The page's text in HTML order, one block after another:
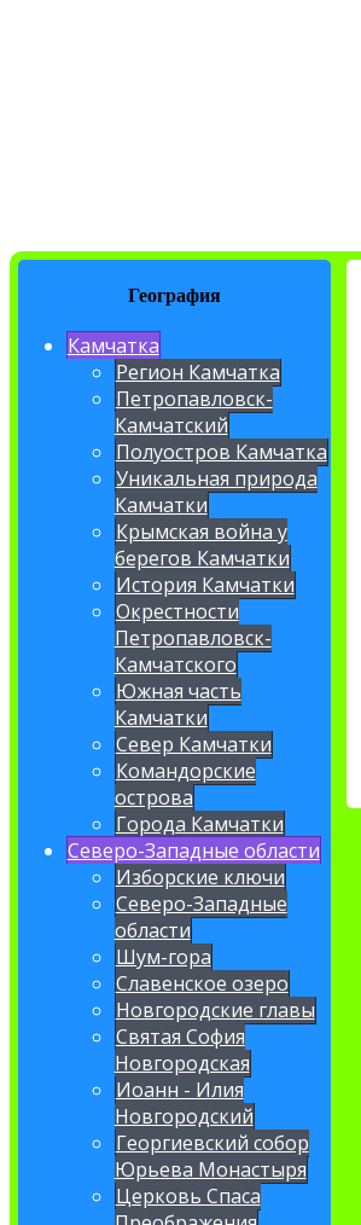
География
Камчатка
Регион Камчатка
Петропавловск-
Камчатский
Полуостров Камчатка
Уникальная природа
Камчатки
Крымская война у
берегов Камчатки
История Камчатки
Окрестности
Петропавловск-
Камчатского
Южная часть
Камчатки
Север Камчатки
Командорские
острова
Города Камчатки
Северо-Западные области
Изборские ключи
Северо-Западные
области
Шум-гора
Славенское озеро
Новгородские главы
Святая София
Новгородская
Иоанн - Илия
Новгородский
Георгиевский собор
Юрьева Монастыря
Церковь Спаса